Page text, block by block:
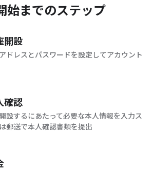
始までのステップ
開設
ドレスとパスワードを設定してアカウント
確認
設するにあたって必要な本人情報を入力ス
郵送で本人確認書類を提出